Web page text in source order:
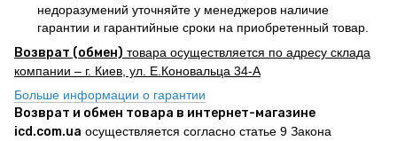
недоразумений уточняйте у менеджеров наличие
гарантии и гарантийные сроки на приобретенный товар.
Возврат (обмен) товара осуществляется по адресу склада
компании – г. Киев, ул. Е.Коновальца 34-А
Больше информации о гарантии
Возврат и обмен товара в интернет-магазине
icd.com.ua осуществляется согласно статье 9 Закона